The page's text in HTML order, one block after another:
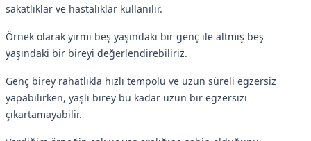
sakatlıklar ve hastalıklar kullanılır.
Örnek olarak yirmi beş yaşındaki bir genç ile altmış beş
yaşındaki bir bireyi değerlendirebiliriz.
Genç birey rahatlıkla hızlı tempolu ve uzun süreli egzersiz
yapabilirken, yaşlı birey bu kadar uzun bir egzersizi
çıkartamayabilir.